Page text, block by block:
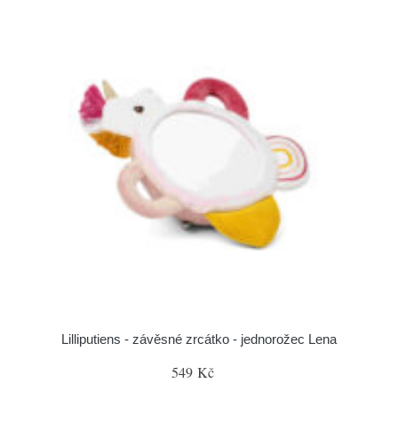
Lilliputiens - závěsné zrcátko - jednorožec Lena
549 Kč